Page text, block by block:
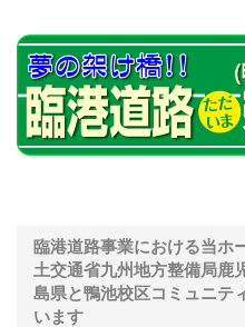
臨港道路事業における当ホ
土交通省九州地方整備局鹿
島県と鴨池校区コミュニテ
います